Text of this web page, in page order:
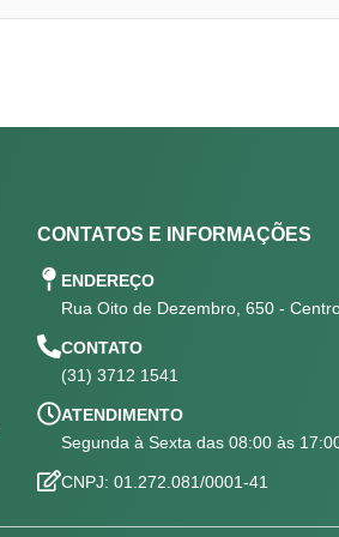
CONTATOS E INFORMAÇÕES
ENDEREÇO
Rua Oito de Dezembro, 650 -
CONTATO
(31) 3712 1541
ATENDIMENTO
Segunda à Sexta das 08:00 às
CNPJ: 01.272.081/0001-41